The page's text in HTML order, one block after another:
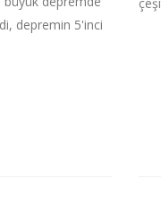
depremin 5'inci